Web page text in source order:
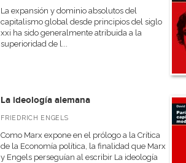
La expansión y dominio absolutos del
capitalismo global desde principios del siglo
xxi ha sido generalmente atribuida a la
superioridad de l...
La ideología alemana
FRIEDRICH ENGELS
Como Marx expone en el prólogo a la Crítica
de la Economía política, la finalidad que Marx
y Engels perseguían al escribir La ideología